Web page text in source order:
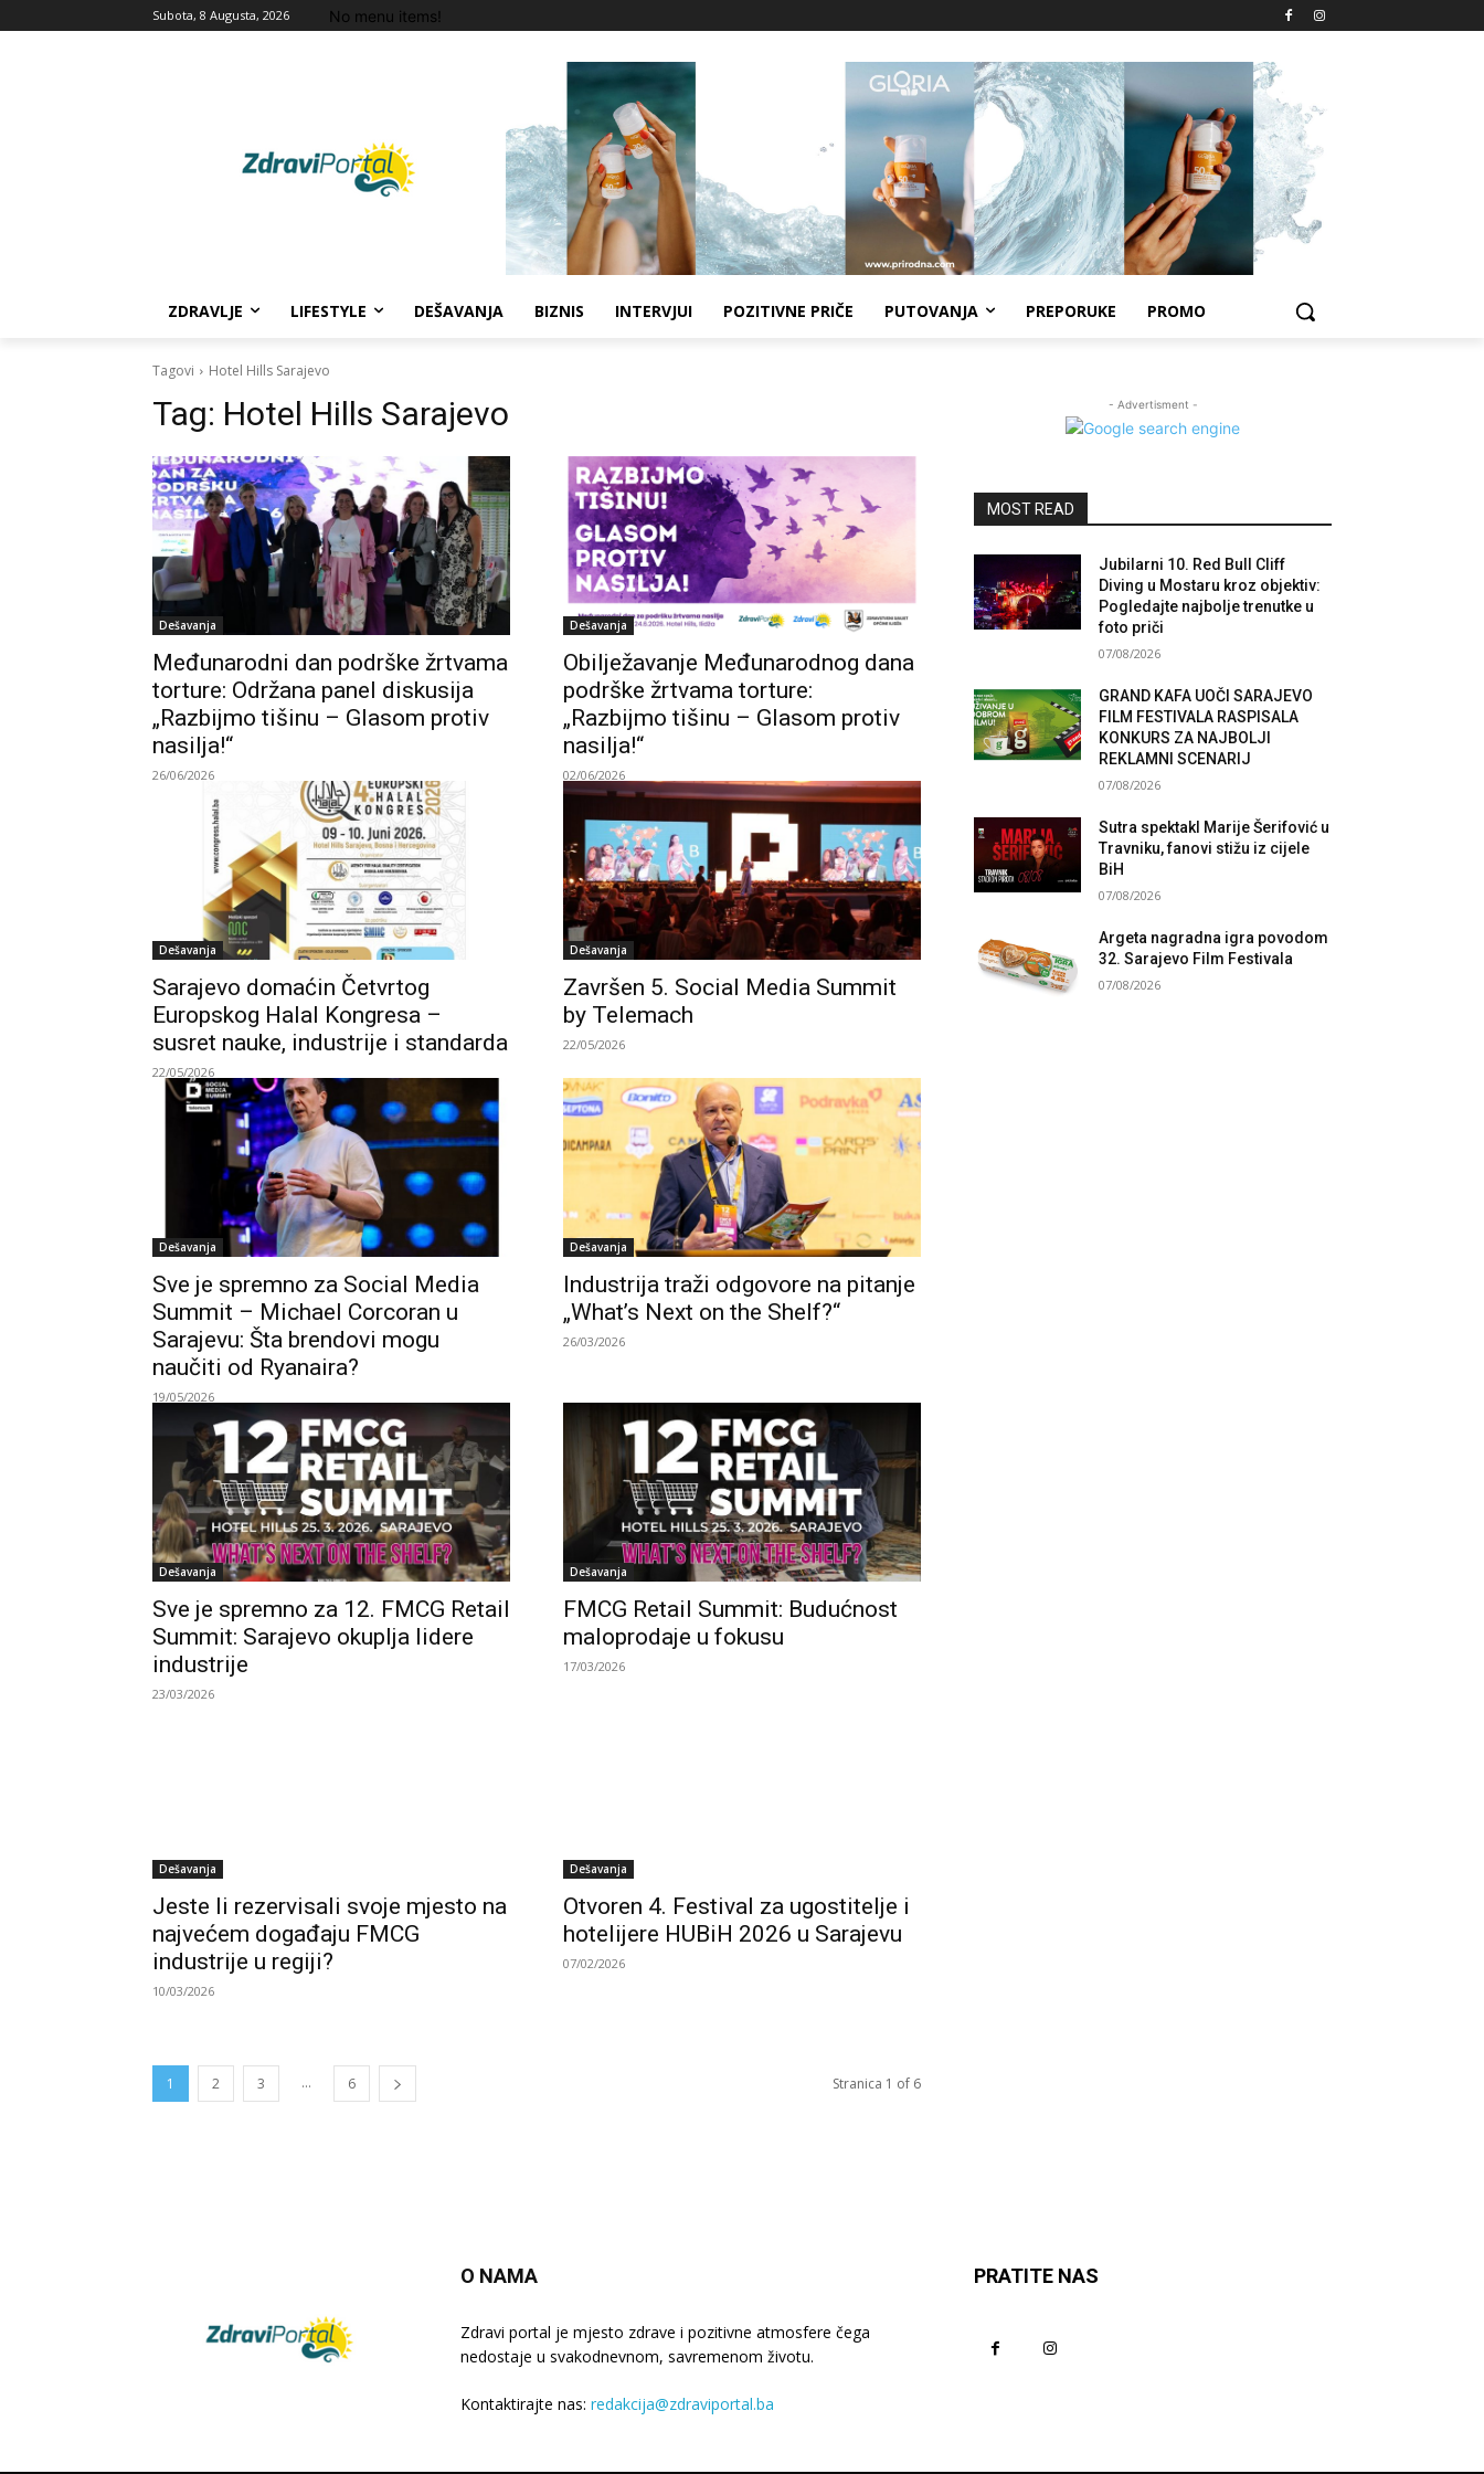
Subota, 8 Augusta, 2026 No menu items!
ZDRAVLJE LIFESTYLE DEŠAVANJA BIZNIS INTERVJUI POZITIVNE PRIČE PUTOVANJA PREPORUKE PROMO
Tagovi Hotel Hills Sarajevo
Tag: Hotel Hills Sarajevo
Dešavanja
Međunarodni dan podrške žrtvama
torture: Održana panel diskusija
„Razbijmo tišinu – Glasom protiv
nasilja!“
26/06/2026
Dešavanja
Obilježavanje Međunarodnog dana
podrške žrtvama torture:
„Razbijmo tišinu – Glasom protiv
nasilja!“
02/06/2026
Dešavanja
Sarajevo domaćin Četvrtog
Europskog Halal Kongresa –
susret nauke, industrije i standarda
22/05/2026
Dešavanja
Završen 5. Social Media Summit
by Telemach
22/05/2026
Dešavanja
Sve je spremno za Social Media
Summit – Michael Corcoran u
Sarajevu: Šta brendovi mogu
naučiti od Ryanaira?
19/05/2026
Dešavanja
Industrija traži odgovore na pitanje
„What’s Next on the Shelf?“
26/03/2026
Dešavanja
Sve je spremno za 12. FMCG Retail
Summit: Sarajevo okuplja lidere
industrije
23/03/2026
Dešavanja
FMCG Retail Summit: Budućnost
maloprodaje u fokusu
17/03/2026
Dešavanja
Jeste li rezervisali svoje mjesto na
najvećem događaju FMCG
industrije u regiji?
10/03/2026
Dešavanja
Otvoren 4. Festival za ugostitelje i
hotelijere HUBiH 2026 u Sarajevu
07/02/2026
1 2 3 ... 6 Stranica 1 of 6
- Advertisment -
MOST READ
Jubilarni 10. Red Bull Cliff
Diving u Mostaru kroz objektiv:
Pogledajte najbolje trenutke u
foto priči
07/08/2026
GRAND KAFA UOČI SARAJEVO
FILM FESTIVALA RASPISALA
KONKURS ZA NAJBOLJI
REKLAMNI SCENARIJ
07/08/2026
Sutra spektakl Marije Šerifović u
Travniku, fanovi stižu iz cijele
BiH
07/08/2026
Argeta nagradna igra povodom
32. Sarajevo Film Festivala
07/08/2026
O NAMA
Zdravi portal je mjesto zdrave i pozitivne atmosfere čega
nedostaje u svakodnevnom, savremenom životu.
Kontaktirajte nas: redakcija@zdraviportal.ba
PRATITE NAS